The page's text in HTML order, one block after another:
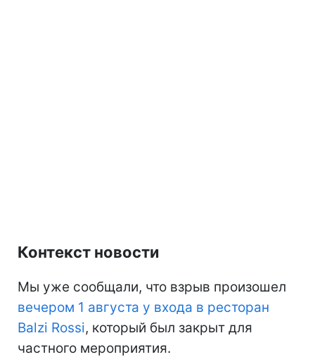
Контекст новости
Мы уже сообщали, что взрыв произошел
вечером 1 августа у входа в ресторан
Balzi Rossi, который был закрыт для
частного мероприятия.